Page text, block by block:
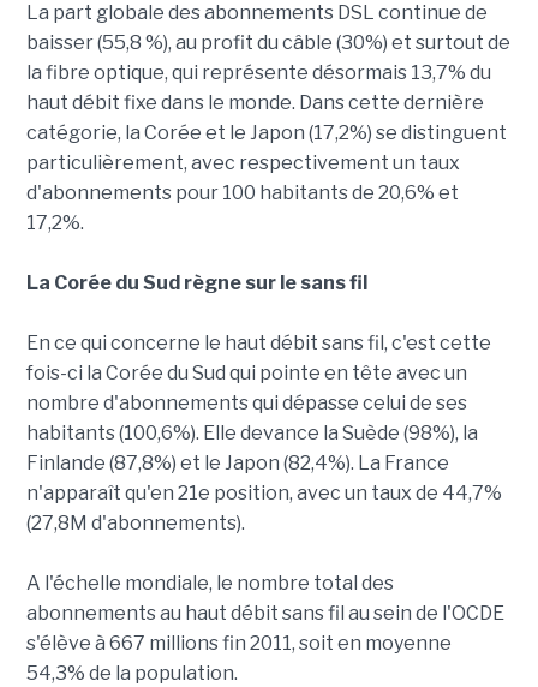
La part globale des abonnements DSL continue de
baisser (55,8 %), au profit du câble (30%) et surtout de
la fibre optique, qui représente désormais 13,7% du
haut débit fixe dans le monde. Dans cette dernière
catégorie, la Corée et le Japon (17,2%) se distinguent
particulièrement, avec respectivement un taux
d'abonnements pour 100 habitants de 20,6% et
17,2%.
La Corée du Sud règne sur le sans fil
En ce qui concerne le haut débit sans fil, c'est cette
fois-ci la Corée du Sud qui pointe en tête avec un
nombre d'abonnements qui dépasse celui de ses
habitants (100,6%). Elle devance la Suède (98%), la
Finlande (87,8%) et le Japon (82,4%). La France
n'apparaît qu'en 21e position, avec un taux de 44,7%
(27,8M d'abonnements).
A l'échelle mondiale, le nombre total des
abonnements au haut débit sans fil au sein de l'OCDE
s'élève à 667 millions fin 2011, soit en moyenne
54,3% de la population.